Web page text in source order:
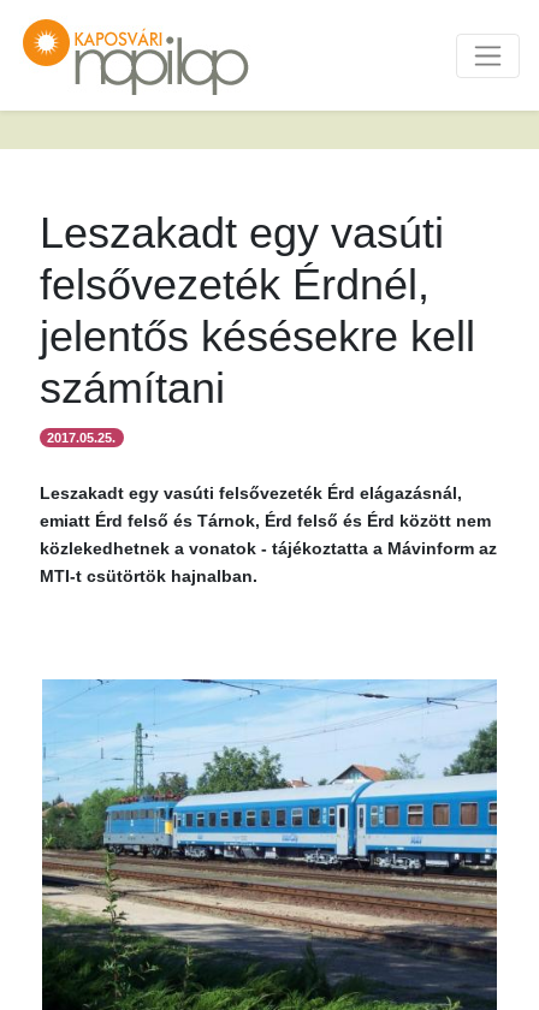
Leszakadt egy vasúti
felsővezeték Érdnél,
jelentős késésekre kell
számítani
2017.05.25.
Leszakadt egy vasúti felsővezeték Érd elágazásnál,
emiatt Érd felső és Tárnok, Érd felső és Érd között nem
közlekedhetnek a vonatok - tájékoztatta a Mávinform az
MTI-t csütörtök hajnalban.